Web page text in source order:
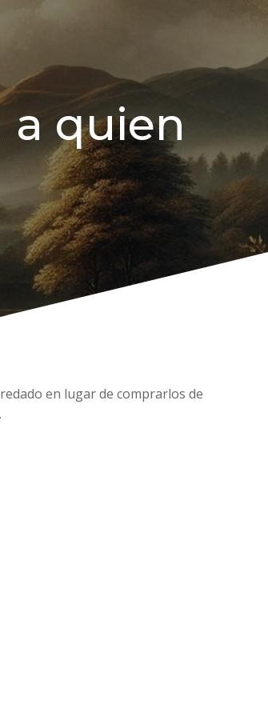
a quien
en lugar de comprarlos de